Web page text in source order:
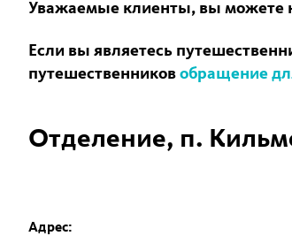
Уважаемые клиенты, вы можете
Если вы являетесь
путешественников обращение
Отделение, п.
Адрес: